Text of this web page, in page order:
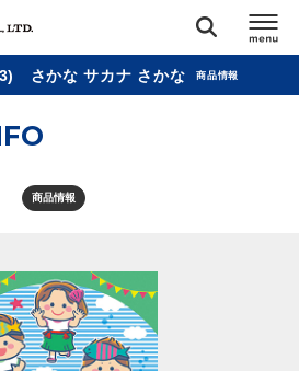
さかな サカナ さかな 商品情報
商品情報